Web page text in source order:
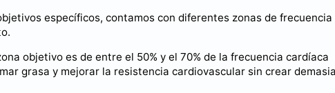
específicos, contamos con diferentes zonas de frecuencia
objetivo es de entre el 50% y el 70% de la frecuencia cardíaca
grasa y mejorar la resistencia cardiovascular sin crear